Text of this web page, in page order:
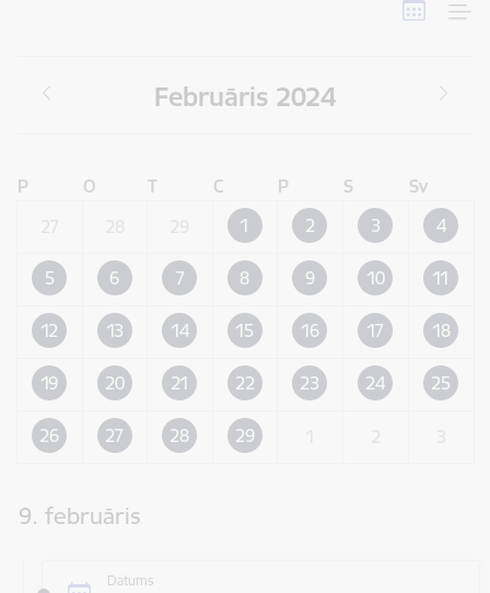
Februāris 2024
P O T C P S
Sv
1 2 3 4
5 6 7 8 9 10 11
12 13 14 15 16 17 18
19 20 21 22 23 24 25
26 27 28 29
9. februāris
Datums